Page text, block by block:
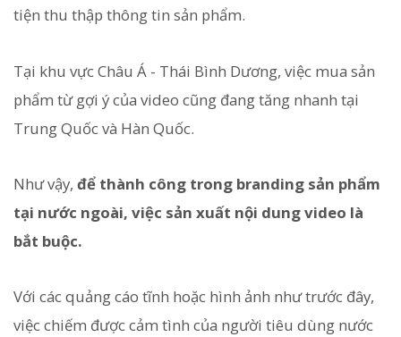
tiện thu thập thông tin sản phẩm.
Tại khu vực Châu Á - Thái Bình Dương, việc mua sản
phẩm từ gợi ý của video cũng đang tăng nhanh tại
Trung Quốc và Hàn Quốc.
Như vậy, để thành công trong branding sản phẩm
tại nước ngoài, việc sản xuất nội dung video là
bắt buộc.
Với các quảng cáo tĩnh hoặc hình ảnh như trước đây,
việc chiếm được cảm tình của người tiêu dùng nước